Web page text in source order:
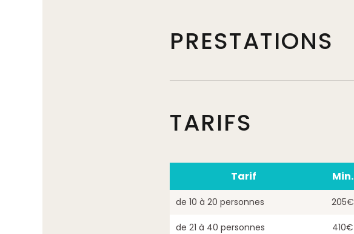
PRESTATIONS
TARIFS
Tarif Min.
de 10 à 20 personnes 205€
de 21 à 40 personnes 410€